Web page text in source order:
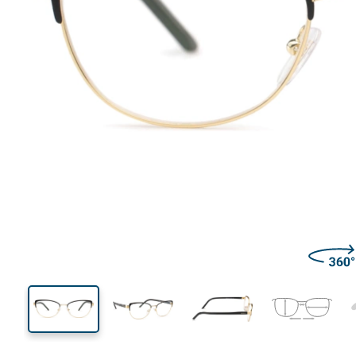
Ширина
38 mm
Височина на стъклото
53 mm
Ширина на стъклото
Ширина
на